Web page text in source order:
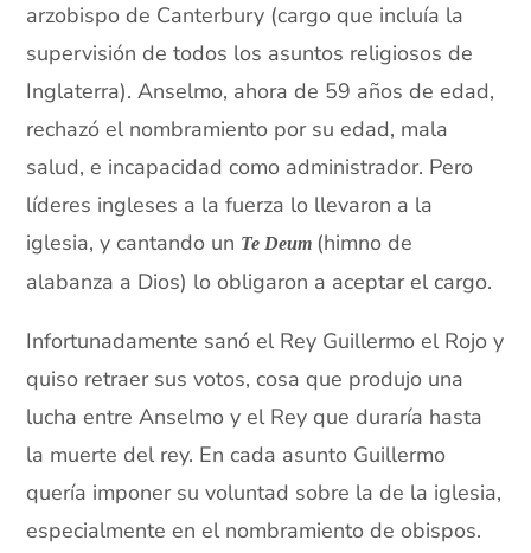
arzobispo de Canterbury (cargo que incluía la
supervisión de todos los asuntos religiosos de
Inglaterra). Anselmo, ahora de 59 años de edad,
rechazó el nombramiento por su edad, mala
salud, e incapacidad como administrador. Pero
líderes ingleses a la fuerza lo llevaron a la
iglesia, y cantando un Te Deum (himno de
alabanza a Dios) lo obligaron a aceptar el cargo.
Infortunadamente sanó el Rey Guillermo el Rojo y
quiso retraer sus votos, cosa que produjo una
lucha entre Anselmo y el Rey que duraría hasta
la muerte del rey. En cada asunto Guillermo
quería imponer su voluntad sobre la de la iglesia,
especialmente en el nombramiento de obispos.